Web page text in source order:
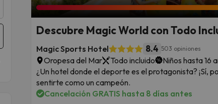
Descubre Magic World con Todo
Magic Sports Hotel 8.4 503 opiniones
Oropesa del Mar Todo incluido
Niños hasta 16
¿Un hotel donde el deporte es el protagonista? ¡Sí,
sentirte como un campeón.
Cancelación GRATIS hasta 8 días antes